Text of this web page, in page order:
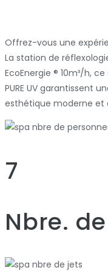
Offrez-vous une
La station de
EcoEnergie ® 10m³/h,
PURE UV garantissent
esthétique moderne et
7
Nbre.